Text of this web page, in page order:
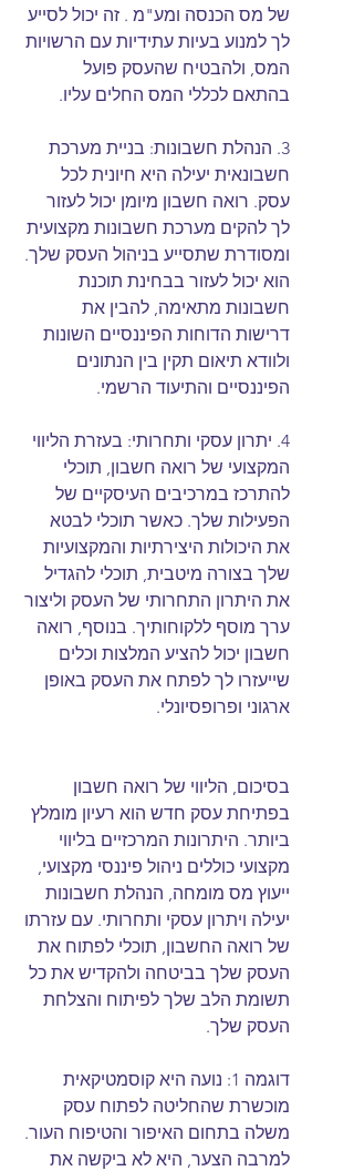
של מס הכנסה ומע"מ . זה יכול לסייע
לך למנוע בעיות עתידיות עם הרשויות
המס, ולהבטיח שהעסק פועל
בהתאם לכללי המס החלים עליו.
3. הנהלת חשבונות: בניית מערכת
חשבונאית יעילה היא חיונית לכל
עסק. רואה חשבון מיומן יכול לעזור
לך להקים מערכת חשבונות מקצועית
ומסודרת שתסייע בניהול העסק שלך.
הוא יכול לעזור בבחינת תוכנת
חשבונות מתאימה, להבין את
דרישות הדוחות הפיננסיים השונות
ולוודא תיאום תקין בין הנתונים
הפיננסיים והתיעוד הרשמי.
4. יתרון עסקי ותחרותי: בעזרת הליווי
המקצועי של רואה חשבון, תוכלי
להתרכז במרכיבים העיסקיים של
הפעילות שלך. כאשר תוכלי לבטא
את היכולות היצירתיות והמקצועיות
שלך בצורה מיטבית, תוכלי להגדיל
את היתרון התחרותי של העסק וליצור
ערך מוסף ללקוחותיך. בנוסף, רואה
חשבון יכול להציע המלצות וכלים
שייעזרו לך לפתח את העסק באופן
ארגוני ופרופסיונלי.
בסיכום, הליווי של רואה חשבון
בפתיחת עסק חדש הוא רעיון מומלץ
ביותר. היתרונות המרכזיים בליווי
מקצועי כוללים ניהול פיננסי מקצועי,
ייעוץ מס מומחה, הנהלת חשבונות
יעילה ויתרון עסקי ותחרותי. עם עזרתו
של רואה החשבון, תוכלי לפתוח את
העסק שלך בביטחה ולהקדיש את כל
תשומת הלב שלך לפיתוח והצלחת
העסק שלך.
דוגמה 1: נועה היא קוסמטיקאית
מוכשרת שהחליטה לפתוח עסק
משלה בתחום האיפור והטיפוח העור.
למרבה הצער, היא לא ביקשה את